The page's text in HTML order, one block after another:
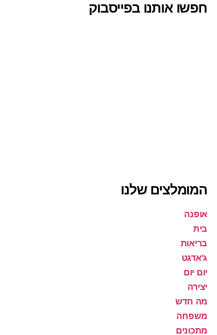
חפשו אותנו בפייסבוק
המומלצים שלנו
אופנה
בית
בריאות
ג'אדגט
יום יום
יצירה
מה חדש
משפחה
מתכונים